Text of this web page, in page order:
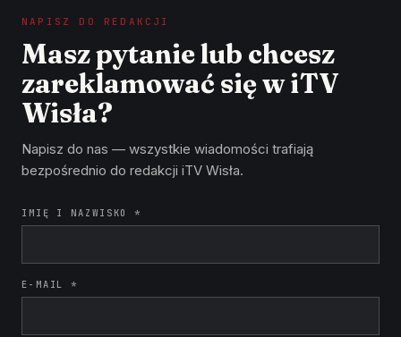
NAPISZ DO REDAKCJI
Masz pytanie lub chcesz
zareklamować się w iTV
Wisła?
Napisz do nas — wszystkie wiadomości trafiają
bezpośrednio do redakcji iTV Wisła.
IMIĘ I NAZWISKO *
E-MAIL *